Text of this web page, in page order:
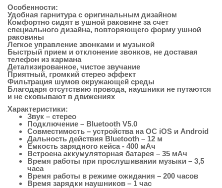
Особенности:
Удобная гарнитура с оригинальным дизайном
Комфортно сидят в ушной раковине за счет
специального дизайна, повторяющего форму ушной
раковины
Легкое управление звонками и музыкой
Быстрый прием и отклонение звонков, не доставая
телефон из кармана
Детализированное, чистое звучание
Приятный, громкий стерео эффект
Фильтрация шумов окружающей среды
Благодаря отсутствию провода, наушники не путаются
и не сковывают в движениях
Характеристики:
Звук – стерео
Подключение – Bluetooth V5.0
Совместимость – устройства на ОС iOS и Android
Дальность действия Bluetooth – 12 м
Емкость зарядного кейса - 400 мАч
Встроена аккумуляторная батарея – 35 мАч
Время работы при прослушивании музыки – 3,5
часа
Время работы в режиме ожидания – 200 часов
Время зарядки наушников – 1 час